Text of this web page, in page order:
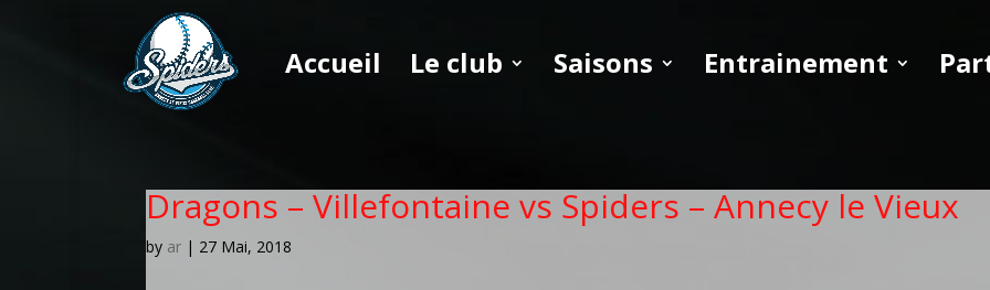
Accueil Le club Saisons Entrainement
Dragons – Villefontaine vs Spiders – Annecy le Vieux
by ar | 27 Mai, 2018